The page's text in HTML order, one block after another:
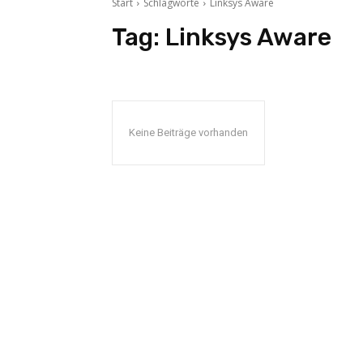
Start Schlagworte Linksys Aware
Tag: Linksys Aware
Keine Beiträge vorhanden